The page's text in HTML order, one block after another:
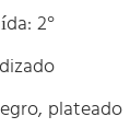
2°
plateado